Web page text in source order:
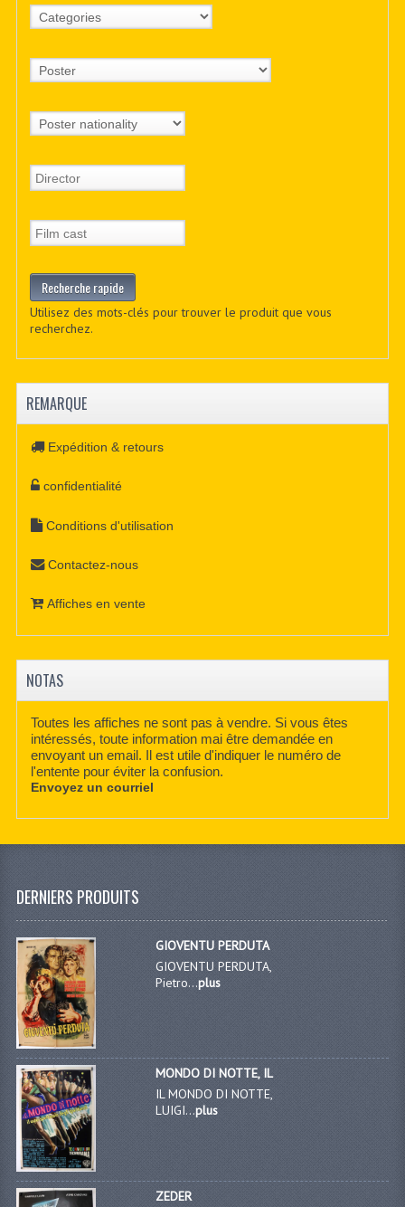
Utilisez des mots-clés pour trouver le produit que vous
recherchez.
REMARQUE
Expédition & retours
confidentialité
Conditions d'utilisation
Contactez-nous
Affiches en vente
NOTAS
Toutes les affiches ne sont pas à vendre. Si vous êtes
intéressés, toute information mai être demandée en
envoyant un email. Il est utile d'indiquer le numéro de
l'entente pour éviter la confusion.
Envoyez un courriel
DERNIERS PRODUITS
GIOVENTU PERDUTA
GIOVENTU PERDUTA,
Pietro...plus
MONDO DI NOTTE, IL
IL MONDO DI NOTTE,
LUIGI...plus
ZEDER